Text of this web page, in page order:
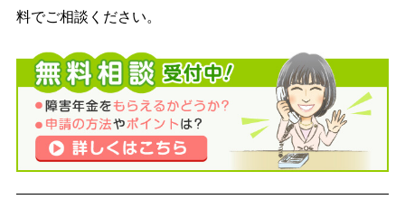
料でご相談ください。